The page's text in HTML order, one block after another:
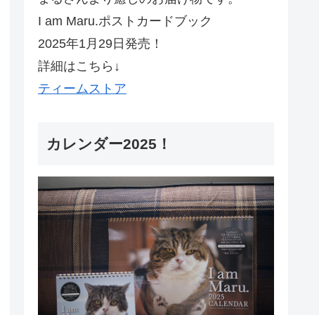
I am Maru.ポストカードブック
2025年1月29日発売！
詳細はこちら↓
ティームストア
カレンダー2025！